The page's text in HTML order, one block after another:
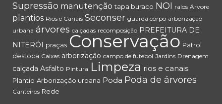
Supressão manutenção tapa buraco NOI ralos Árvore
plantios Rios e Canais Seconser guarda corpo arborização
urbana árvores calçadas recomposição PREFEITURA DE
NITERÓI
praças Conservação Patrol
destoca Caixas arborização campo de futebol Jardins Drenagem
calçada Asfalto Pintura Limpeza rios e canais
Plantio Arborização urbana Poda Poda de árvores
Canteiros Rede